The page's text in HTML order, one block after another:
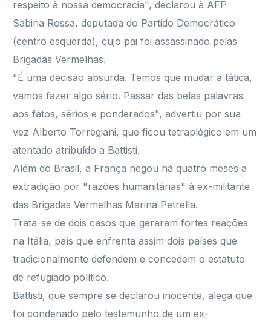
respeito à nossa democracia", declarou à AFP
Sabina Rossa, deputada do Partido Democrático
(centro esquerda), cujo pai foi assassinado pelas
Brigadas Vermelhas.
"É uma decisão absurda. Temos que mudar a tática,
vamos fazer algo sério. Passar das belas palavras
aos fatos, sérios e ponderados", advertiu por sua
vez Alberto Torregiani, que ficou tetraplégico em um
atentado atribuído a Battisti.
Além do Brasil, a França negou há quatro meses a
extradição por "razões humanitárias" à ex-militante
das Brigadas Vermelhas Marina Petrella.
Trata-se de dois casos que geraram fortes reações
na Itália, país que enfrenta assim dois países que
tradicionalmente defendem e concedem o estatuto
de refugiado político.
Battisti, que sempre se declarou inocente, alega que
foi condenado pelo testemunho de um ex-